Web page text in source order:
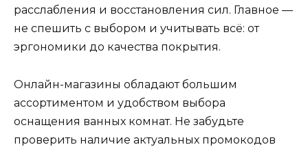
расслабления и восстановления сил. Главное —
не спешить с выбором и учитывать всё: от
эргономики до качества покрытия.
Онлайн-магазины обладают большим
ассортиментом и удобством выбора
оснащения ванных комнат. Не забудьте
проверить наличие актуальных промокодов